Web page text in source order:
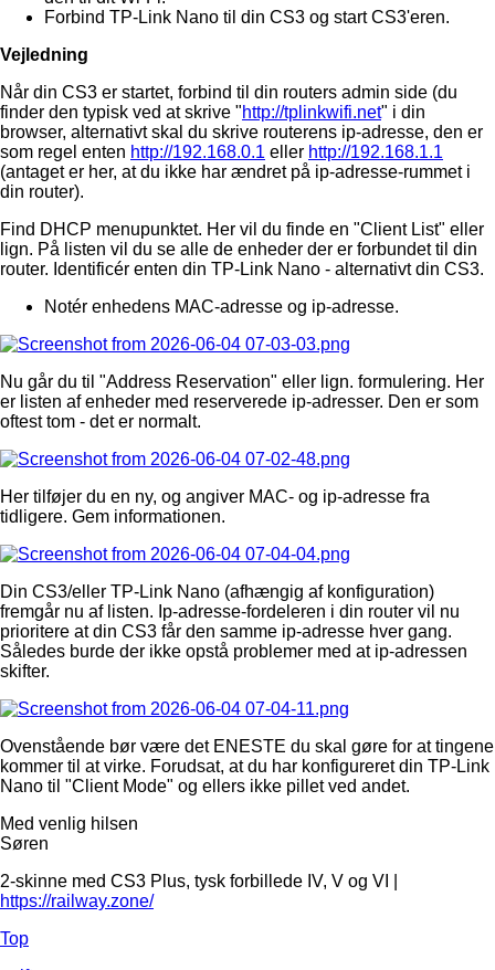
Forbind TP-Link Nano til din CS3 og start CS3'eren.
Vejledning
Når din CS3 er startet, forbind til din routers admin side (du
finder den typisk ved at skrive "http://tplinkwifi.net" i din
browser, alternativt skal du skrive routerens ip-adresse, den er
som regel enten http://192.168.0.1 eller http://192.168.1.1
(antaget er her, at du ikke har ændret på ip-adresse-rummet i
din router).
Find DHCP menupunktet. Her vil du finde en "Client List" eller
lign. På listen vil du se alle de enheder der er forbundet til din
router. Identificér enten din TP-Link Nano - alternativt din CS3.
Notér enhedens MAC-adresse og ip-adresse.
Nu går du til "Address Reservation" eller lign. formulering. Her
er listen af enheder med reserverede ip-adresser. Den er som
oftest tom - det er normalt.
Her tilføjer du en ny, og angiver MAC- og ip-adresse fra
tidligere. Gem informationen.
Din CS3/eller TP-Link Nano (afhængig af konfiguration)
fremgår nu af listen. Ip-adresse-fordeleren i din router vil nu
prioritere at din CS3 får den samme ip-adresse hver gang.
Således burde der ikke opstå problemer med at ip-adressen
skifter.
Ovenstående bør være det ENESTE du skal gøre for at tingene
kommer til at virke. Forudsat, at du har konfigureret din TP-Link
Nano til "Client Mode" og ellers ikke pillet ved andet.
Med venlig hilsen
Søren
2-skinne med CS3 Plus, tysk forbillede IV, V og VI |
https://railway.zone/
Top